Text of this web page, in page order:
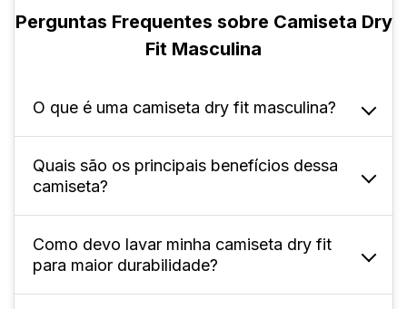
Perguntas Frequentes sobre Camiseta Dry
Fit Masculina
O que é uma camiseta dry fit masculina?
É uma peça feita de tecido sintético (100%
poliéster), desenvolvida para rápida
absorção do suor e conforto térmico durante
exercícios e no dia a dia.
Quais são os principais benefícios dessa
camiseta?
Ela oferece controle de umidade, secagem
rápida, leveza e liberdade de movimento.
Não desbota ou encolhe facilmente, sendo
Como devo lavar minha camiseta dry fit
para maior durabilidade?